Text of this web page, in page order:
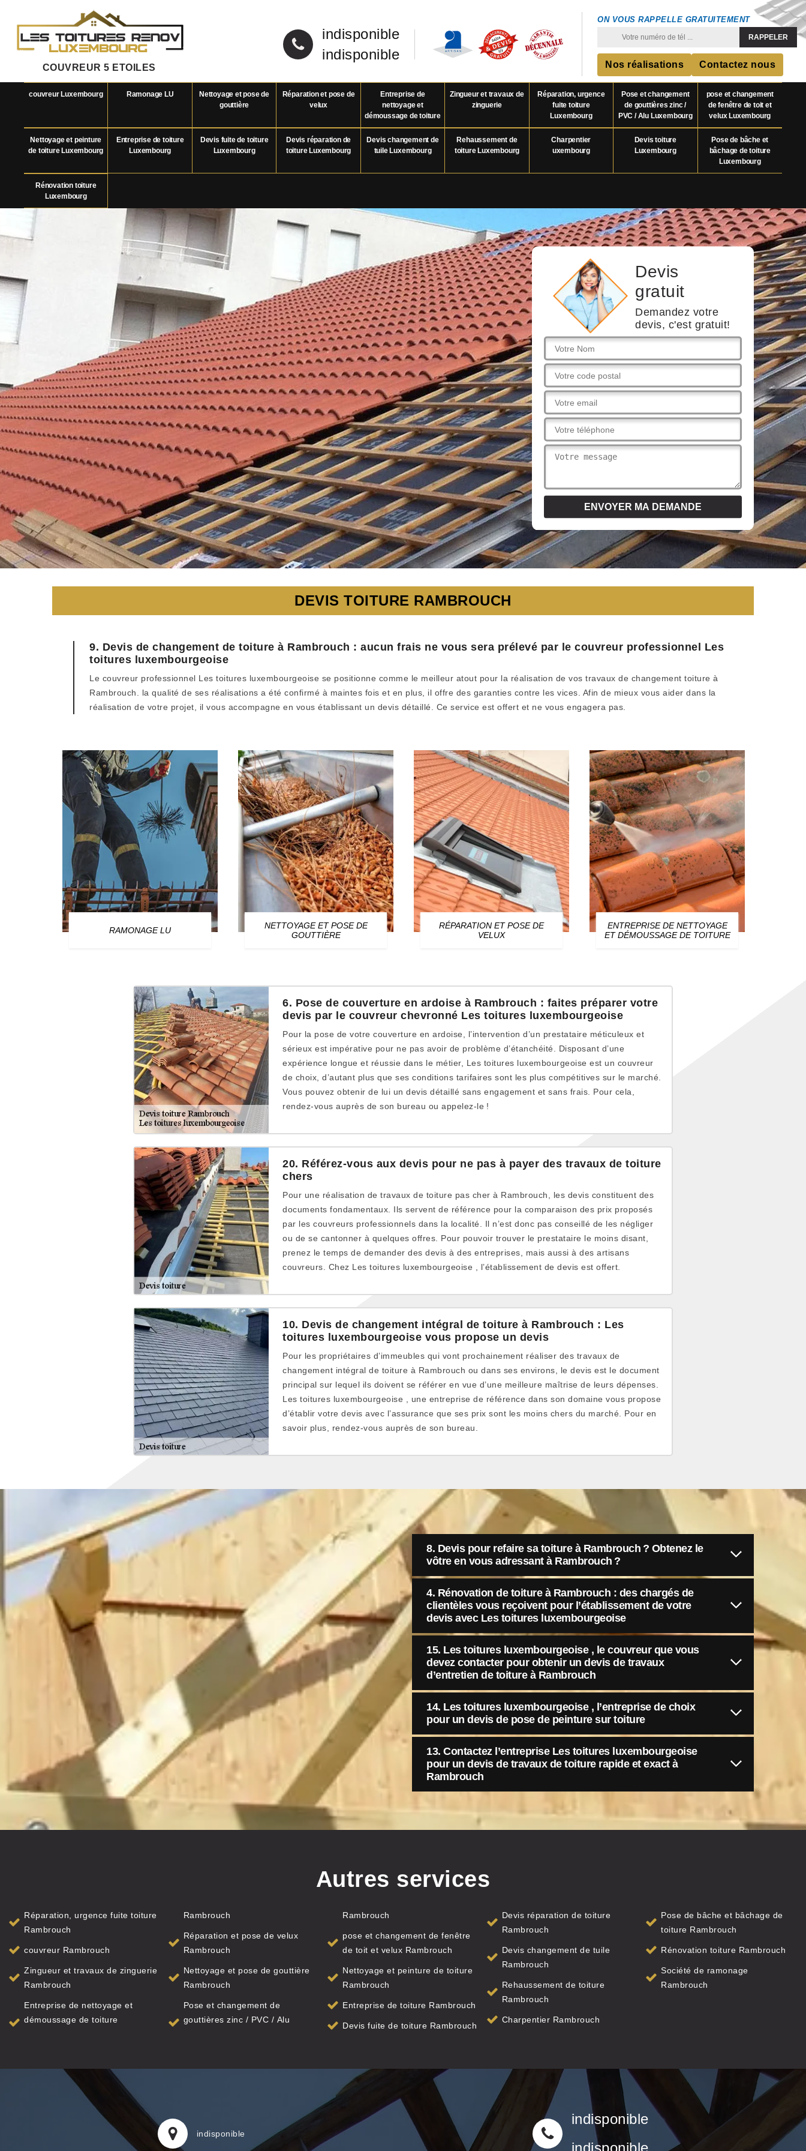
COUVREUR 5 ETOILES
indisponible
indisponible
ON VOUS RAPPELLE GRATUITEMENT
Nos réalisations Contactez nous
couvreur Luxembourg Ramonage LU
Nettoyage et pose de
gouttière
Réparation et pose de
velux
Entreprise de
nettoyage et
démoussage de toiture
Zingueur et travaux de
zinguerie
Réparation, urgence
fuite toiture
Luxembourg
Pose et changement
de gouttières zinc /
PVC / Alu Luxembourg
pose et changement
de fenêtre de toit et
velux Luxembourg
Nettoyage et peinture
de toiture Luxembourg
Entreprise de toiture
Luxembourg
Devis fuite de toiture
Luxembourg
Devis réparation de
toiture Luxembourg
Devis changement de
tuile Luxembourg
Rehaussement de
toiture Luxembourg
Charpentier
uxembourg
Devis toiture
Luxembourg
Pose de bâche et
bâchage de toiture
Luxembourg
Rénovation toiture
Luxembourg
Devis
gratuit
Demandez votre
devis, c'est gratuit!
DEVIS TOITURE RAMBROUCH
9. Devis de changement de toiture à Rambrouch : aucun frais ne vous sera prélevé par le couvreur professionnel Les
toitures luxembourgeoise
Le couvreur professionnel Les toitures luxembourgeoise se positionne comme le meilleur atout pour la réalisation de vos travaux de changement toiture à
Rambrouch. la qualité de ses réalisations a été confirmé à maintes fois et en plus, il offre des garanties contre les vices. Afin de mieux vous aider dans la
réalisation de votre projet, il vous accompagne en vous établissant un devis détaillé. Ce service est offert et ne vous engagera pas.
RAMONAGE LU
NETTOYAGE ET POSE DE
GOUTTIÈRE
RÉPARATION ET POSE DE
VELUX
ENTREPRISE DE NETTOYAGE
ET DÉMOUSSAGE DE TOITURE
6. Pose de couverture en ardoise à Rambrouch : faites préparer votre
devis par le couvreur chevronné Les toitures luxembourgeoise
Pour la pose de votre couverture en ardoise, l’intervention d’un prestataire méticuleux et
sérieux est impérative pour ne pas avoir de problème d’étanchéité. Disposant d’une
expérience longue et réussie dans le métier, Les toitures luxembourgeoise est un couvreur
de choix, d’autant plus que ses conditions tarifaires sont les plus compétitives sur le marché.
Vous pouvez obtenir de lui un devis détaillé sans engagement et sans frais. Pour cela,
rendez-vous auprès de son bureau ou appelez-le !
20. Référez-vous aux devis pour ne pas à payer des travaux de toiture
chers
Pour une réalisation de travaux de toiture pas cher à Rambrouch, les devis constituent des
documents fondamentaux. Ils servent de référence pour la comparaison des prix proposés
par les couvreurs professionnels dans la localité. Il n’est donc pas conseillé de les négliger
ou de se cantonner à quelques offres. Pour pouvoir trouver le prestataire le moins disant,
prenez le temps de demander des devis à des entreprises, mais aussi à des artisans
couvreurs. Chez Les toitures luxembourgeoise , l’établissement de devis est offert.
10. Devis de changement intégral de toiture à Rambrouch : Les
toitures luxembourgeoise vous propose un devis
Pour les propriétaires d’immeubles qui vont prochainement réaliser des travaux de
changement intégral de toiture à Rambrouch ou dans ses environs, le devis est le document
principal sur lequel ils doivent se référer en vue d’une meilleure maîtrise de leurs dépenses.
Les toitures luxembourgeoise , une entreprise de référence dans son domaine vous propose
d’établir votre devis avec l’assurance que ses prix sont les moins chers du marché. Pour en
savoir plus, rendez-vous auprès de son bureau.
8. Devis pour refaire sa toiture à Rambrouch ? Obtenez le
vôtre en vous adressant à Rambrouch ?
4. Rénovation de toiture à Rambrouch : des chargés de
clientèles vous reçoivent pour l’établissement de votre
devis avec Les toitures luxembourgeoise
15. Les toitures luxembourgeoise , le couvreur que vous
devez contacter pour obtenir un devis de travaux
d’entretien de toiture à Rambrouch
14. Les toitures luxembourgeoise , l’entreprise de choix
pour un devis de pose de peinture sur toiture
13. Contactez l’entreprise Les toitures luxembourgeoise
pour un devis de travaux de toiture rapide et exact à
Rambrouch
Autres services
Réparation, urgence fuite toiture
Rambrouch
couvreur Rambrouch
Zingueur et travaux de zinguerie
Rambrouch
Entreprise de nettoyage et
démoussage de toiture
Rambrouch
Réparation et pose de velux
Rambrouch
Nettoyage et pose de gouttière
Rambrouch
Pose et changement de
gouttières zinc / PVC / Alu
Rambrouch
pose et changement de fenêtre
de toit et velux Rambrouch
Nettoyage et peinture de toiture
Rambrouch
Entreprise de toiture Rambrouch
Devis fuite de toiture Rambrouch
Devis réparation de toiture
Rambrouch
Devis changement de tuile
Rambrouch
Rehaussement de toiture
Rambrouch
Charpentier Rambrouch
Pose de bâche et bâchage de
toiture Rambrouch
Rénovation toiture Rambrouch
Société de ramonage
Rambrouch
indisponible
indisponible